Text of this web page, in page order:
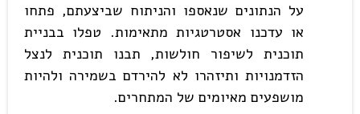
על הנתונים שנאספו והניתוח שביצעתם, פתחו
או עדכנו אסטרטגיות מתאימות. טפלו בבניית
תוכנית לשיפור חולשות, תבנו תוכנית לנצל
הזדמנויות ותיזהרו לא להירדם בשמירה ולהיות
מושפעים מאיומים של המתחרים.